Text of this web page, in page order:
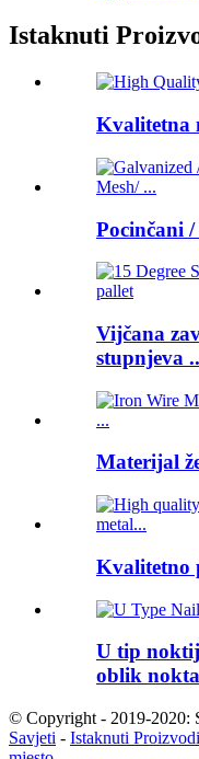
Istaknuti
Kvalitetna
Pocinčani
Vijčana
stupnjeva
Materijal
Kvalitetno
U tip
oblik nokta
© Copyright - 2019-2020:
Savjeti - Istaknuti Proizvodi